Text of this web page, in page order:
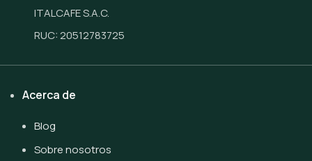
ITALCAFE S.A.C.
RUC: 20512783725
Acerca de
Blog
Sobre nosotros